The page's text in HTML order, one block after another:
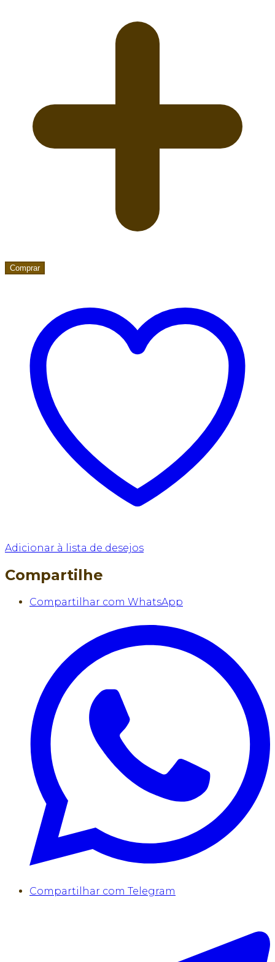
Comprar
Adicionar à lista de desejos
Compartilhe
Compartilhar com WhatsApp
Compartilhar com Telegram